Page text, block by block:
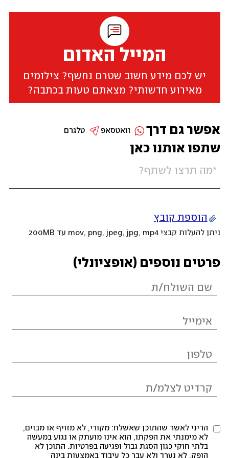
המייל האדום
יש לכם מידע חשוב שטרם נחשף? צילומים
מאירוע חדשותי? מצאתם טעות בכתבה?
שתפו אותנו כאן
הוספת קובץ
ניתן להעלות קבצי mov, png, jpeg, jpg, mp4 עד 200MB
פרטים נוספים (אופציונלי)
הריני לאשר שהתוכן שאשלח: מקורי, לא מזויף או מבוים,
לא מימנתי את הפקתו, הוא אינו מועתק או נגוע במעשה
בלתי חוקי כגון הסגת גבול ופגיעה בפרטיות. התוכן לא
הופק, לא נערך ולא עבר כל עיבוד באמצעות בינה
אפשר גם דרך טלגרם וואטסאפ